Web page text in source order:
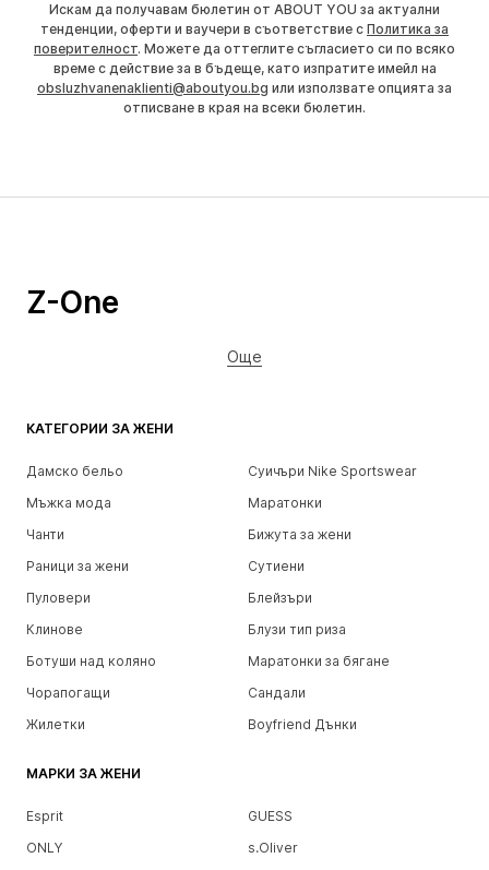
Искам да получавам бюлетин от ABOUT YOU за актуални
тенденции, оферти и ваучери в съответствие с Политика за
поверителност. Можете да оттеглите съгласието си по всяко
време с действие за в бъдеще, като изпратите имейл на
obsluzhvanenaklienti@aboutyou.bg или използвате опцията за
отписване в края на всеки бюлетин.
КАТЕГОРИИ ЗА ЖЕНИ
Дамско бельо
Суичъри Nike Sportswear
Мъжка мода
Маратонки
Чанти
Бижута за жени
Раници за жени
Сутиени
Пуловери
Блейзъри
Клинове
Блузи тип риза
Ботуши над коляно
Маратонки за бягане
Чорапогащи
Сандали
Жилетки
Boyfriend Дънки
МАРКИ ЗА ЖЕНИ
Esprit
GUESS
ONLY
s.Oliver
Z-One
Още